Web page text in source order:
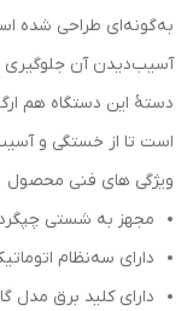
به‌گونه‌ای طراحی شده
آسیب‌دیدن آن جلوگیری
دستۀ این دستگاه هم
است تا از خستگی و
ویژگی های فنی محصول
مجهز به شستی چپگرد-
دارای سه‌نظام اتوماتیک با
دارای کلید برق مدل